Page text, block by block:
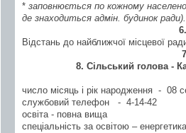
* заповнюється по кожному
де знаходиться адмін. будинок ради).
Відстань до найближчої місцевої
8. Сільський голова -
число місяць і рік народження - 08
службовий телефон - 4-14-42
освіта - повна вища
спеціальність за освітою –